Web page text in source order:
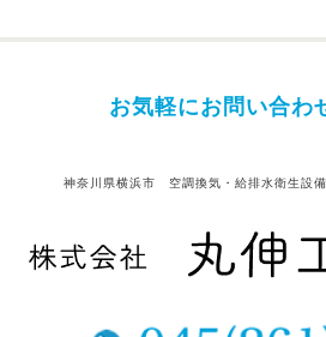
お気軽にお問い合わ
神奈川県横浜市 空調換気・給排水衛生設